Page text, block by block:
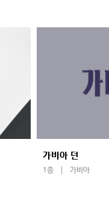
가비아 던
1종 가비아